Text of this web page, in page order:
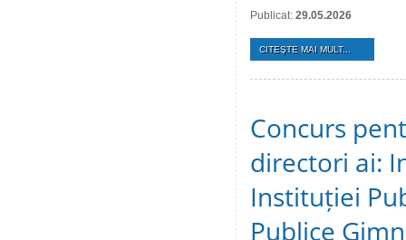
Publicat: 29.05.2026
CITEŞTE MAI MULT...
Concurs
directori ai:
Instituției
Publice